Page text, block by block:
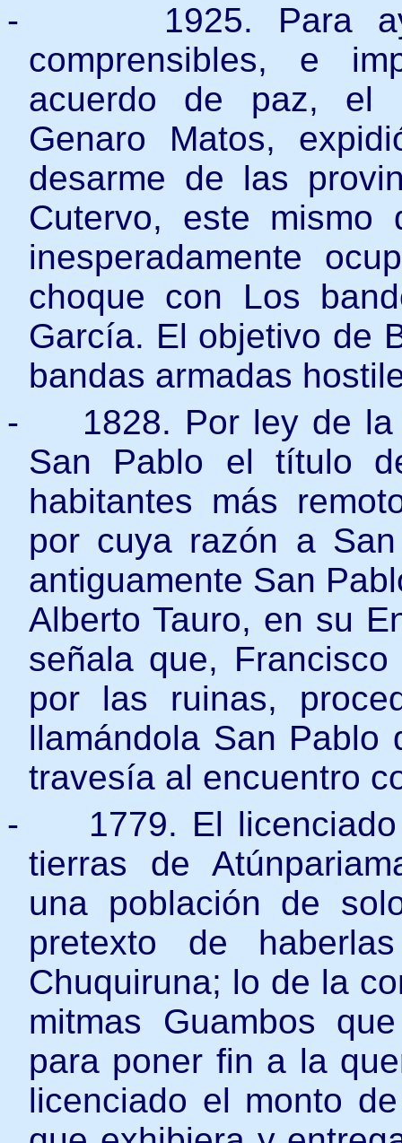
-
1925. Para
comprensibles, e
acuerdo de paz, el
Genaro Matos,
desarme de las
Cutervo, este mismo
inesperadamente
choque con Los
García. El objetivo de
bandas armadas
-
1828. Por ley de
San Pablo el título
habitantes más
por cuya razón a
antiguamente San
Alberto Tauro, en su
señala que,
por las ruinas,
llamándola San Pablo
travesía al encuentro
-
1779. El
tierras de
una población de
pretexto de
Chuquiruna; lo de la
mitmas Guambos
para poner fin a la
licenciado el monto